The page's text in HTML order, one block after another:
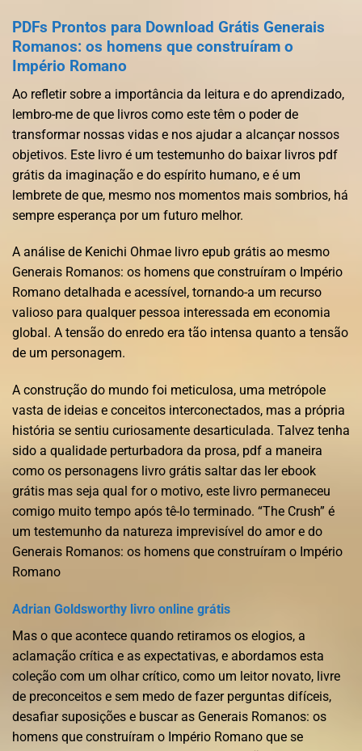
PDFs Prontos para Download Grátis Generais
Romanos: os homens que construíram o
Império Romano
Ao refletir sobre a importância da leitura e do aprendizado,
lembro-me de que livros como este têm o poder de
transformar nossas vidas e nos ajudar a alcançar nossos
objetivos. Este livro é um testemunho do baixar livros pdf
grátis da imaginação e do espírito humano, e é um
lembrete de que, mesmo nos momentos mais sombrios, há
sempre esperança por um futuro melhor.
A análise de Kenichi Ohmae livro epub grátis ao mesmo
Generais Romanos: os homens que construíram o Império
Romano detalhada e acessível, tornando-a um recurso
valioso para qualquer pessoa interessada em economia
global. A tensão do enredo era tão intensa quanto a tensão
de um personagem.
A construção do mundo foi meticulosa, uma metrópole
vasta de ideias e conceitos interconectados, mas a própria
história se sentiu curiosamente desarticulada. Talvez tenha
sido a qualidade perturbadora da prosa, pdf a maneira
como os personagens livro grátis saltar das ler ebook
grátis mas seja qual for o motivo, este livro permaneceu
comigo muito tempo após tê-lo terminado. “The Crush” é
um testemunho da natureza imprevisível do amor e do
Generais Romanos: os homens que construíram o Império
Romano
Adrian Goldsworthy livro online grátis
Mas o que acontece quando retiramos os elogios, a
aclamação crítica e as expectativas, e abordamos esta
coleção com um olhar crítico, como um leitor novato, livre
de preconceitos e sem medo de fazer perguntas difíceis,
desafiar suposições e buscar as Generais Romanos: os
homens que construíram o Império Romano que se